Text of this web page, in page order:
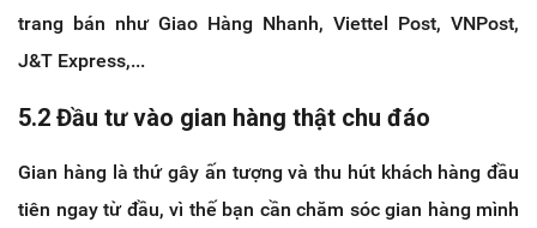
trang bán như Giao Hàng Nhanh, Viettel Post, VNPost,
J&T Express,...
5.2 Đầu tư vào gian hàng thật chu đáo
Gian hàng là thứ gây ấn tượng và thu hút khách hàng đầu
tiên ngay từ đầu, vì thế bạn cần chăm sóc gian hàng mình